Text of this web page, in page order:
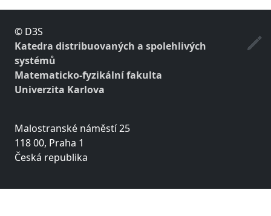
© D3S
Katedra distribuovaných a spolehlivých
systémů
Matematicko-fyzikální fakulta
Univerzita Karlova
Malostranské náměstí 25
118 00, Praha 1
Česká republika